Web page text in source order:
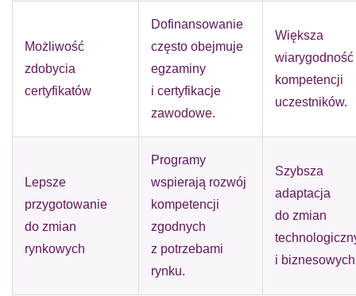
Możliwość
zdobycia
certyfikatów
Dofinansowanie
często obejmuje
egzaminy
i certyfikacje
zawodowe.
Większa
wiarygodność
kompetencji
uczestników.
Lepsze
przygotowanie
do zmian
rynkowych
Programy
wspierają rozwój
kompetencji
zgodnych
z potrzebami
rynku.
Szybsza
adaptacja
do zmian
i